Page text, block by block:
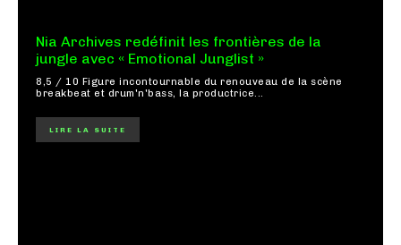
Nia Archives redéfinit les frontières de la
jungle avec « Emotional Junglist »
8,5 / 10 Figure incontournable du renouveau de la scène
breakbeat et drum'n'bass, la productrice...
LIRE LA SUITE